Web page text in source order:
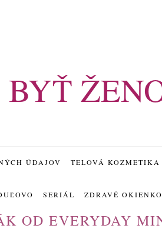
BYŤ
ÚDAJOV TELOVÁ KOZMETIKA
SERIÁL ZDRAVÉ OKIENKO
OD EVERYDAY